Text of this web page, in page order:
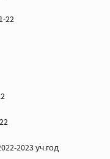
22
2023 уч.год